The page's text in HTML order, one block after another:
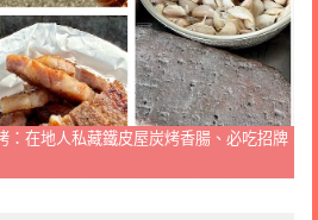
：在地人私藏鐵皮屋炭烤香腸、必吃招牌